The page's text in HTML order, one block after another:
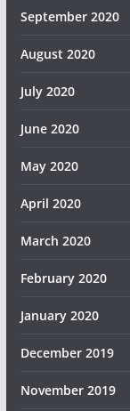
September 2020
August 2020
July 2020
June 2020
May 2020
April 2020
March 2020
February 2020
January 2020
December 2019
November 2019